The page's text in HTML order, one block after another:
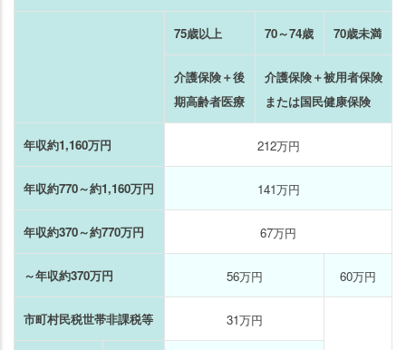
75歳以上 70～74歳 70歳未満
介護保険＋後
期高齢者医療
介護保険＋被用者保険
または国民健康保険
年収約1,160万円 212万円
年収約770～約1,160万円 141万円
年収約370～約770万円 67万円
～年収約370万円 56万円 60万円
市町村民税世帯非課税等 31万円